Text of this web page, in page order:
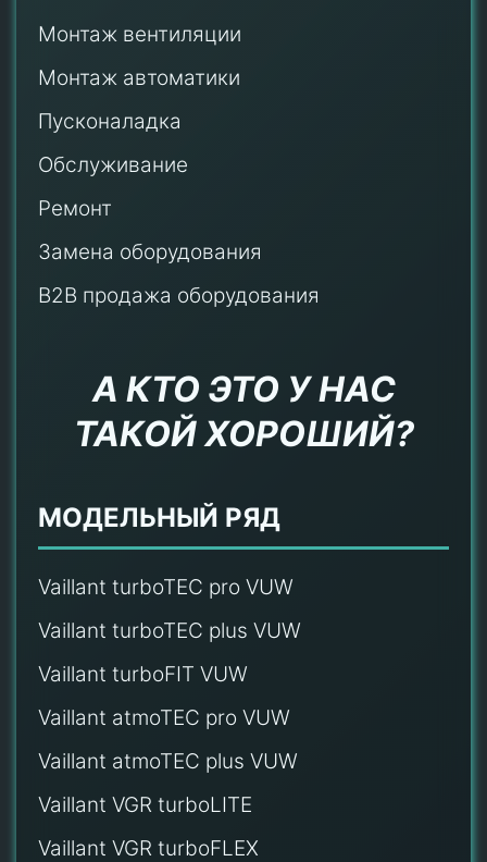
Монтаж вентиляции
Монтаж автоматики
Пусконаладка
Обслуживание
Ремонт
Замена оборудования
B2B продажа оборудования
А КТО ЭТО У НАС
ТАКОЙ ХОРОШИЙ?
МОДЕЛЬНЫЙ РЯД
Vaillant turboTEC pro VUW
Vaillant turboTEC plus VUW
Vaillant turboFIT VUW
Vaillant atmoTEC pro VUW
Vaillant atmoTEC plus VUW
Vaillant VGR turboLITE
Vaillant VGR turboFLEX